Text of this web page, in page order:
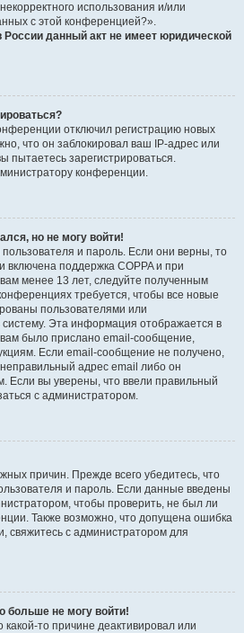
использования и/или
с этой конференцией?».
России данный акт не имеет юридической
отключил регистрацию новых
что он заблокировал ваш IP-адрес или
пытаетесь зарегистрироваться.
конференции.
но не могу войти!
и пароль. Если они верны, то
включена поддержка COPPA и при
менее 13 лет, следуйте полученным
требуется, чтобы все новые
пользователями или
Эта информация отображается в
было прислано email-сообщение,
Если email-сообщение не получено,
адрес email либо он
Если вы уверены, что ввели правильный
с администратором.
причин. Прежде всего убедитесь, что
и пароль. Если данные введены
чтобы проверить, не был ли
Также возможно, что допущена ошибка
свяжитесь с администратором для
больше не могу войти!
то причине деактивировал или